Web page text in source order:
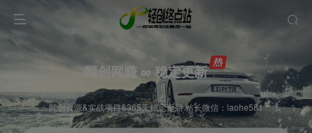
网创网赚 ∞ 稳定更新
网创资源&实战项目&365天稳定更新 站长微信：laohe581